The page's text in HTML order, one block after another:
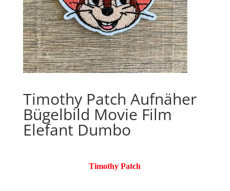
Timothy Patch Aufnäher
Bügelbild Movie Film
Elefant Dumbo
Timothy Patch